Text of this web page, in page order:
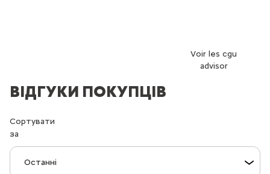
Voir les cgu
advisor
ВІДГУКИ ПОКУПЦІВ
Сортувати
за